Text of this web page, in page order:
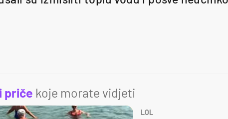
priče koje morate vidjeti
LOL